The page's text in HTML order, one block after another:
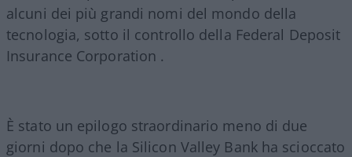
alcuni dei più grandi nomi del mondo della
tecnologia, sotto il controllo della Federal Deposit
Insurance Corporation .
È stato un epilogo straordinario meno di due
giorni dopo che la Silicon Valley Bank ha scioccato